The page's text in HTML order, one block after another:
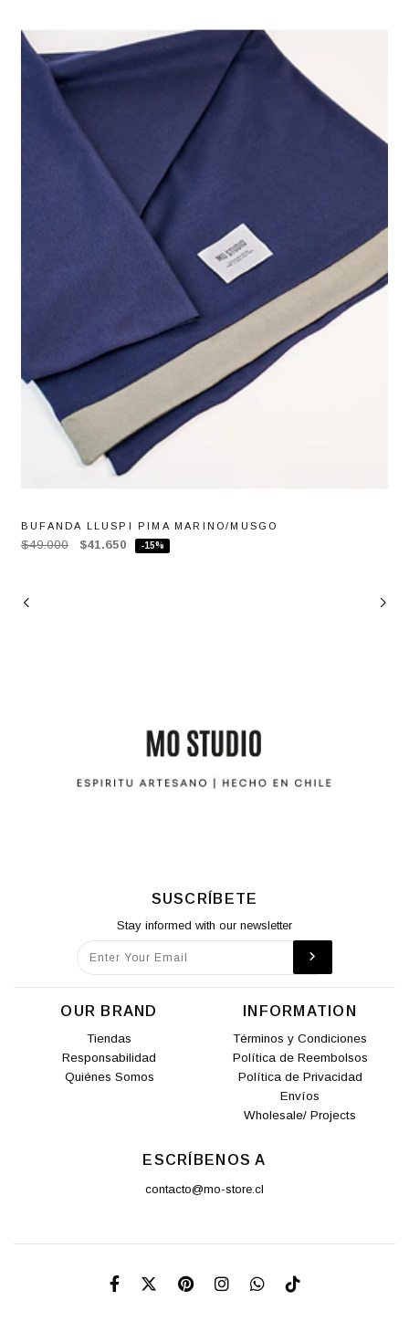
BUFANDA LLUSPI PIMA MARINO/MUSGO
$49.000 $41.650 -15%
SUSCRÍBETE
Stay informed with our newsletter
OUR BRAND
Tiendas
Responsabilidad
Quiénes Somos
INFORMATION
Términos y Condiciones
Política de Reembolsos
Política de Privacidad
Envíos
Wholesale/ Projects
ESCRÍBENOS A
contacto@mo-store.cl